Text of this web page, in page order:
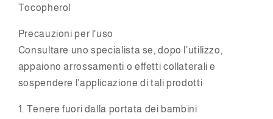
Tocopherol
Precauzioni per l'uso
Consultare uno specialista se, dopo l’utilizzo,
appaiono arrossamenti o effetti collaterali e
sospendere l’applicazione di tali prodotti
1. Tenere fuori dalla portata dei bambini